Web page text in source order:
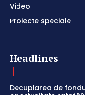
Video
Proiecte speciale
Headlines
Decuplarea de